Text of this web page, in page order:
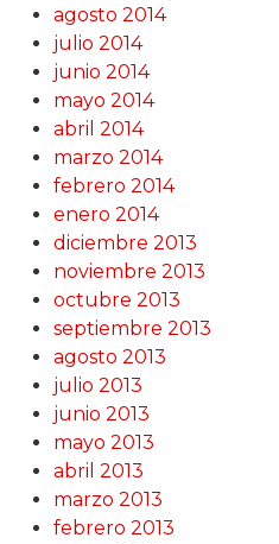
agosto 2014
julio 2014
junio 2014
mayo 2014
abril 2014
marzo 2014
febrero 2014
enero 2014
diciembre 2013
noviembre 2013
octubre 2013
septiembre 2013
agosto 2013
julio 2013
junio 2013
mayo 2013
abril 2013
marzo 2013
febrero 2013